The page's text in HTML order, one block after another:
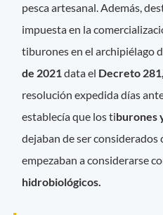
pesca artesanal. Además,
impuesta en la
tiburones en el archipiélago
de 2021data el Decreto 281,
resolución expedida días
establecía que los tiburones
dejaban de ser
empezaban a considerarse
hidrobiológicos.